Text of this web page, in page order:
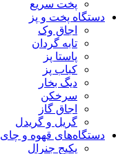
پخت سریع
دستگاه‌ پخت و پز
اجاق وک
تابه گردان
پاستا پز
کباب پز
دیگ بخار
سرخکن
اجاق گاز
گریل و گریدل
دستگاه‌های قهوه و چای
پکیج جنرال